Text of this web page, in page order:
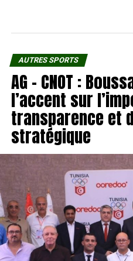
AUTRES SPORTS
AG – CNOT :
l’accent sur
transparence et
stratégique